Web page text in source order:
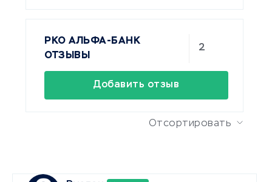
РКО АЛЬФА-БАНК
ОТЗЫВЫ
2
Добавить отзыв
Отсортировать